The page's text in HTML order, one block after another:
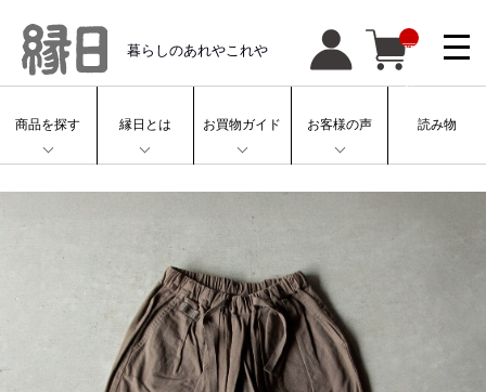
暮らしのあれやこれや
IT
M
C
商品を探す 縁日とは お買物ガイド お客様の声 読み物